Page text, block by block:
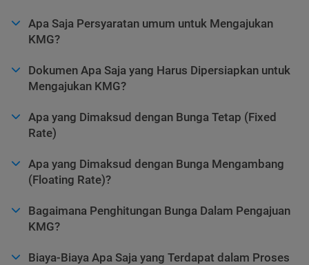
Apa Saja Persyaratan umum untuk Mengajukan
KMG?
Dokumen Apa Saja yang Harus Dipersiapkan untuk
Mengajukan KMG?
Apa yang Dimaksud dengan Bunga Tetap (Fixed
Rate)
Apa yang Dimaksud dengan Bunga Mengambang
(Floating Rate)?
Bagaimana Penghitungan Bunga Dalam Pengajuan
KMG?
Biaya-Biaya Apa Saja yang Terdapat dalam Proses